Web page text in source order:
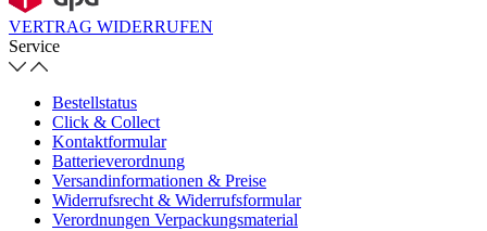
VERTRAG WIDERRUFEN
Service
Bestellstatus
Click & Collect
Kontaktformular
Batterieverordnung
Versandinformationen & Preise
Widerrufsrecht & Widerrufsformular
Verordnungen Verpackungsmaterial